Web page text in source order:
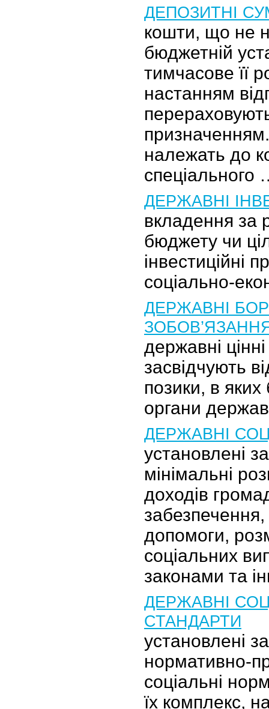
ДЕПОЗИТНІ
кошти, що не
бюджетній
тимчасове її
настанням
належать до
спеціального
ДЕРЖАВНІ
вкладення за
бюджету чи
інвестиційні
соціально-
ДЕРЖАВНІ
державні
засвідчують
позики, в
органи
ДЕРЖАВНІ
установлені
мінімальні
доходів
забезпечення,
допомоги,
соціальних
законами та
ДЕРЖАВНІ
СТАНДАРТИ
установлені
нормативно-
соціальні
їх комплекс,